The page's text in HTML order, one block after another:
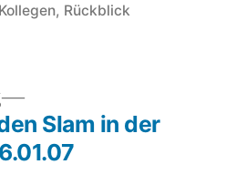
Kollegen, Rückblick
Nächster
Beitrag:
Slam in der